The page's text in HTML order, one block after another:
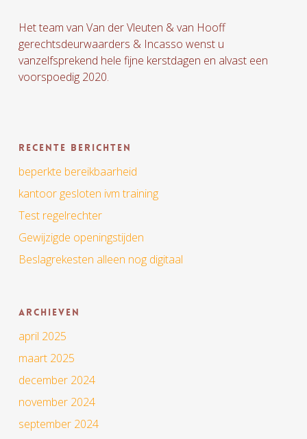
Het team van Van der Vleuten & van Hooff
gerechtsdeurwaarders & Incasso wenst u
vanzelfsprekend hele fijne kerstdagen en alvast een
voorspoedig 2020.
Recente berichten
beperkte bereikbaarheid
kantoor gesloten ivm training
Test regelrechter
Gewijzigde openingstijden
Beslagrekesten alleen nog digitaal
Archieven
april 2025
maart 2025
december 2024
november 2024
september 2024